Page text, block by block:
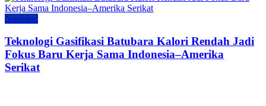
Nasional
Teknologi Gasifikasi Batubara Kalori Rendah Jadi
Fokus Baru Kerja Sama Indonesia–Amerika
Serikat